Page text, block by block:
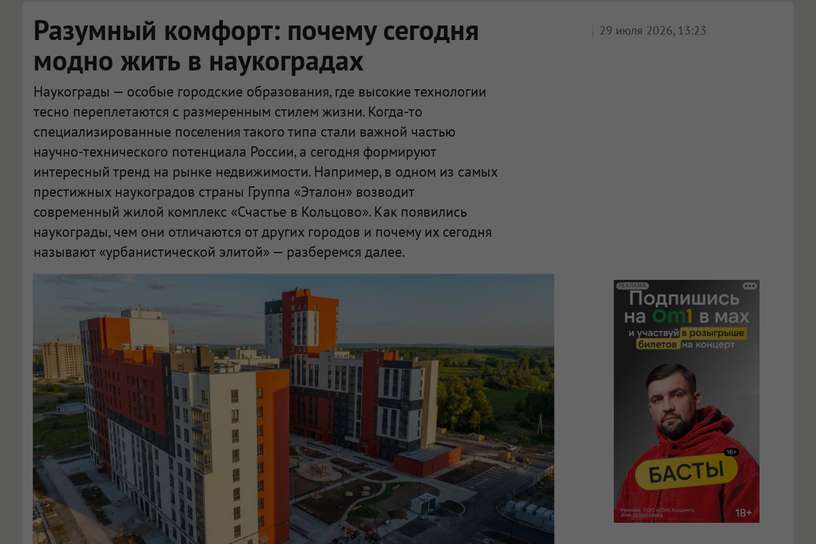
Разумный комфорт: почему сегодня
модно жить в наукоградах
Наукограды — особые городские образования, где высокие технологии
тесно переплетаются с размеренным стилем жизни. Когда-то
специализированные поселения такого типа стали важной частью
научно-технического потенциала России, а сегодня формируют
интересный тренд на рынке недвижимости. Например, в одном из самых
престижных наукоградов страны Группа «Эталон» возводит
современный жилой комплекс «Счастье в Кольцово». Как появились
наукограды, чем они отличаются от других городов и почему их сегодня
называют «урбанистической элитой» — разберемся далее.
29 июля 2026, 13:23
РЕКЛАМА